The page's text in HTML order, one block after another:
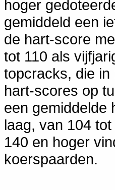
hoger
gemiddeld een
de hart-score
tot 110 als
topcracks, die in
hart-scores op
een gemiddelde
laag, van 104
140 en hoger
koerspaarden.